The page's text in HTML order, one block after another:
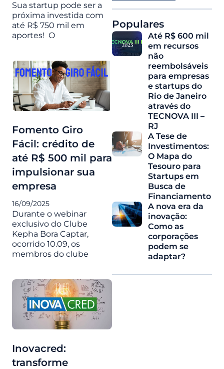
Sua startup pode ser a
próxima investida com
até R$ 750 mil em
aportes! O
Fomento Giro
Fácil: crédito de
até R$ 500 mil para
impulsionar sua
empresa
16/09/2025
Durante o webinar
exclusivo do Clube
Kepha Bora Captar,
ocorrido 10.09, os
membros do clube
Inovacred:
transforme
Populares
Até R$ 600 mil
em recursos
não
reembolsáveis
para empresas
e startups do
Rio de Janeiro
através do
TECNOVA III –
RJ
A Tese de
Investimentos:
O Mapa do
Tesouro para
Startups em
Busca de
Financiamento
A nova era da
inovação:
Como as
corporações
podem se
adaptar?